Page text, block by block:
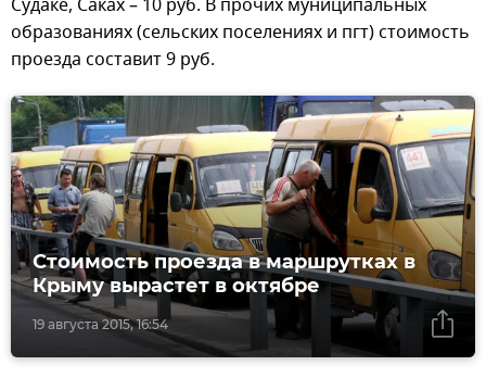
Судаке, Саках – 10 руб. В прочих муниципальных
образованиях (сельских поселениях и пгт) стоимость
проезда составит 9 руб.
19 августа 2015, 16:54
Стоимость проезда в маршрутках в
Крыму вырастет в октябре